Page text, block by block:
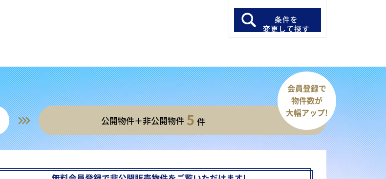
条件を
変更して探す
公開物件＋非公開物件 5 件
会員登録で
物件数が
大幅アップ!